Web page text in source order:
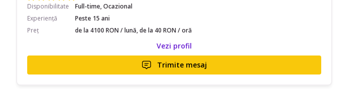
Disponibilitate
Full-time, Ocazional
Experiență
Peste 15 ani
Preț
de la 4100 RON / lună, de la 40 RON / oră
Vezi profil
Trimite mesaj